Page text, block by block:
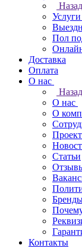
Назад
Услуги
Пол
Доставка
Оплата
О нас
Назад
О нас
О
Статьи
Контакты